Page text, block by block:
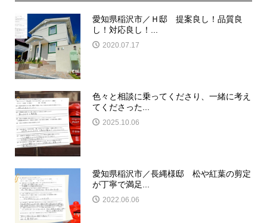
愛知県稲沢市／Ｈ邸 提案良し！品質良
し！対応良し！...
2020.07.17
色々と相談に乗ってくださり、一緒に考え
てくださった...
2025.10.06
愛知県稲沢市／長縄様邸 松や紅葉の剪定
が丁寧で満足...
2022.06.06